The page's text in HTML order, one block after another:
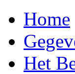
Home
Het